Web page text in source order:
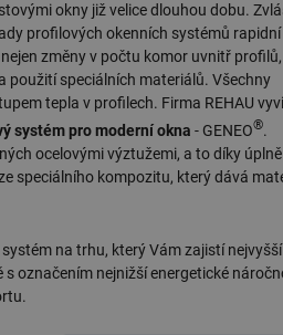
okny již velice dlouhou dobu.
profilových okenních systémů rapidní
změny v počtu komor uvnitř profilů,
použití speciálních materiálů. Všechny
tepla v profilech. Firma REHAU
systém pro moderní okna - GENEO®.
ocelovými výztužemi, a to díky
speciálního kompozitu, který dává
na trhu, který Vám zajistí nejvyšší
označením nejnižší energetické